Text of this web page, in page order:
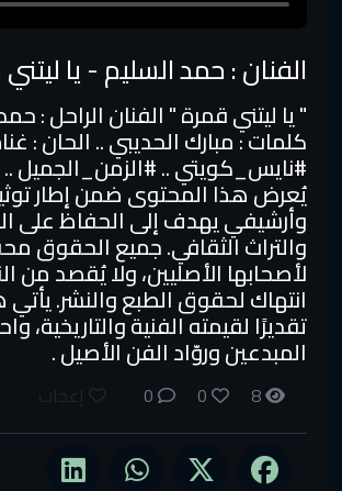
الفنان : حمد السليم - يا
" يا ليتني قمرة " الفنان الراحل :
كلمات : مبارك الحديبي .. الحان :
#نايس_كويتي​ .. #الزمن_الجميل​ ..
يُعرض هذا المحتوى ضمن إطار
وأرشيفي يهدف إلى الحفاظ على
والتراث الثقافي. جميع الحقوق
لأصحابها الأصليين، ولا يُقصد من
انتهاك لحقوق الطبع والنشر. يأتي
تقديرًا لقيمته الفنية والتاريخية،
المبدعين وروّاد الفن الأصيل .
8
0
0